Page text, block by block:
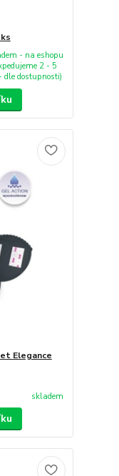
- na eshopu
2 - 5
dle dostupnosti)
Elegance
skladem